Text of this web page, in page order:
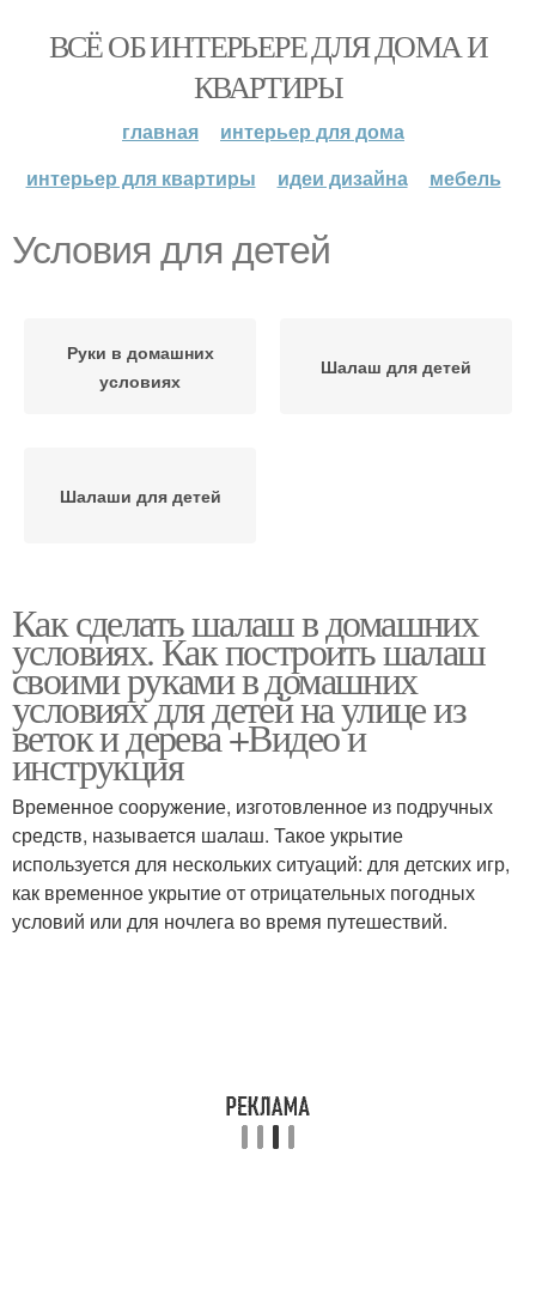
ВСЁ ОБ ИНТЕРЬЕРЕ ДЛЯ ДОМА И
КВАРТИРЫ
главная
интерьер для дома
интерьер для квартиры
идеи дизайна мебель
Условия для детей
Руки в домашних
условиях
Шалаш для детей
Шалаши для детей
Как сделать шалаш в домашних
условиях. Как построить шалаш
своими руками в домашних
условиях для детей на улице из
веток и дерева +Видео и
инструкция
Временное сооружение, изготовленное из подручных
средств, называется шалаш. Такое укрытие
используется для нескольких ситуаций: для детских игр,
как временное укрытие от отрицательных погодных
условий или для ночлега во время путешествий.